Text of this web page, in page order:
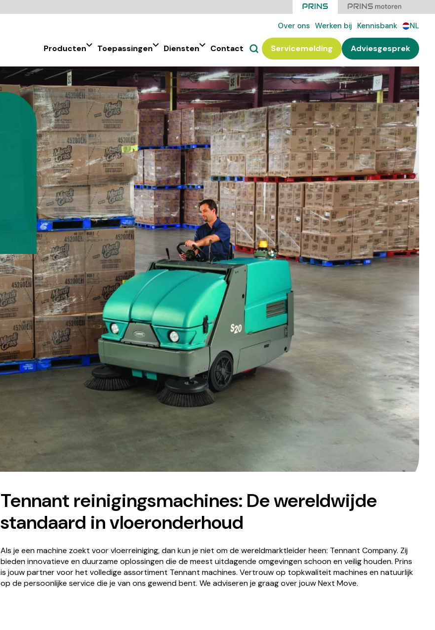
Over ons Werken bij Kennisbank NL
Producten Toepassingen Diensten Contact Servicemelding Adviesgesprek
Tennant reinigingsmachines: De wereldwijde
standaard in vloeronderhoud
Als je een machine zoekt voor vloerreiniging, dan kun je niet om de wereldmarktleider heen: Tennant Company. Zij
bieden innovatieve en duurzame oplossingen die de meest uitdagende omgevingen schoon en veilig houden. Prins
is jouw partner voor het volledige assortiment Tennant machines. Vertrouw op topkwaliteit machines en natuurlijk
op de persoonlijke service die je van ons gewend bent. We adviseren je graag over jouw Next Move.